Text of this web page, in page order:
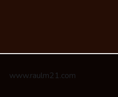
www.raulm21.com